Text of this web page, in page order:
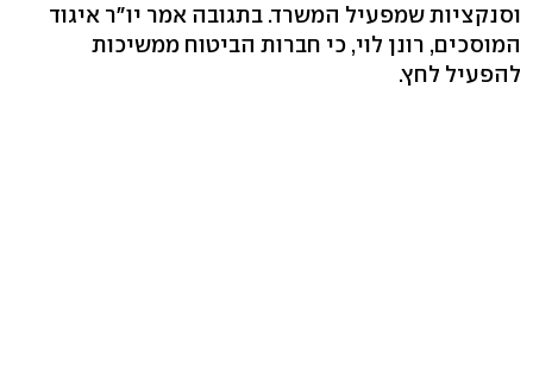
וסנקציות שמפעיל המשרד. בתגובה אמר יו"ר איגוד
המוסכים, רונן לוי, כי חברות הביטוח ממשיכות
להפעיל לחץ.